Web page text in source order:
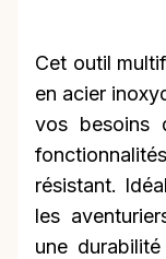
Cet outil
en acier
vos besoins
résistant.
les
une